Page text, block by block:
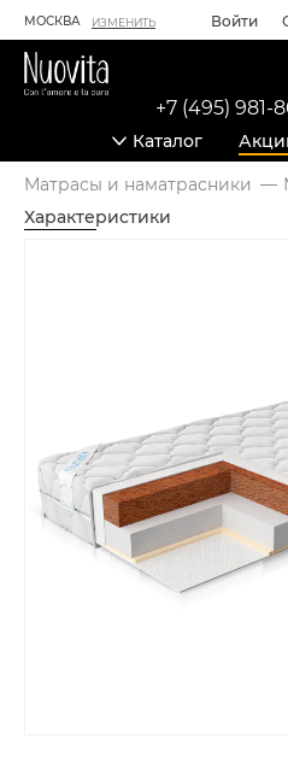
МОСКВА ИЗМЕНИТЬ Войти
Каталог
+7 (495) 981-
Матрасы и наматрасники
Характеристики